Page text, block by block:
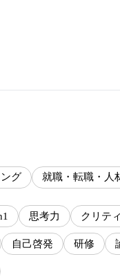
グ 就職・転職・人
思考力 クリテ
自己啓発 研修